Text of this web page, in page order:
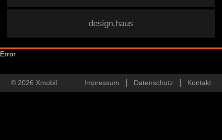
design.haus
Error
© 2026 Xmobil Impressum Datenschutz Kontakt